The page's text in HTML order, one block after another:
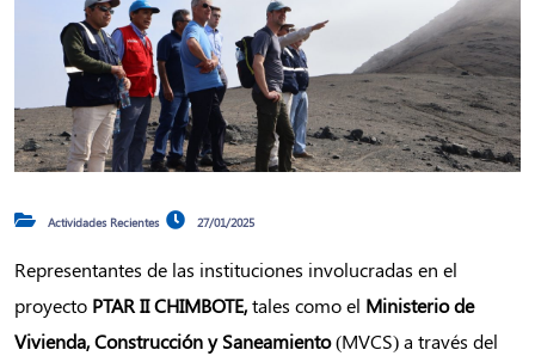
Actividades Recientes 27/01/2025
Representantes de las instituciones involucradas en el
proyecto PTAR II CHIMBOTE,tales como el Ministerio de
Vivienda, Construcción y Saneamiento(MVCS) a través del